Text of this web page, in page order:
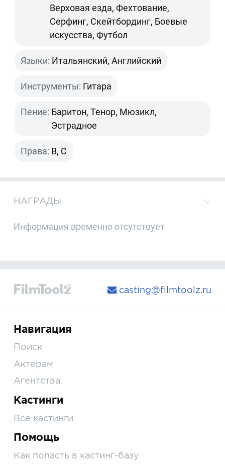
Верховая езда, Фехтование,
Серфинг, Скейтбординг, Боевые
искусства, Футбол
Языки: Итальянский, Английский
Инструменты: Гитара
Пение: Баритон, Тенор, Мюзикл,
Эстрадное
Права: B, C
НАГРАДЫ
Информация временно отсутствует
casting@filmtoolz.ru
Навигация
Поиск
Актерам
Агентства
Кастинги
Все кастинги
Помощь
Как попасть в кастинг-базу